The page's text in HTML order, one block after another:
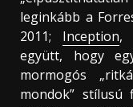
leginkább a
2011; Inception,
együtt, hogy
mormogós
mondok” stílusú